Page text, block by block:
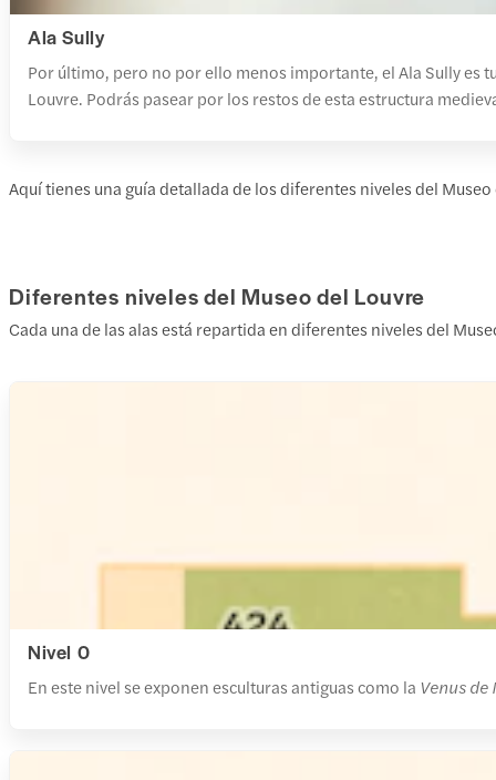
Ala Sully
Por último, pero no por ello menos importante, el Ala Sully es
Louvre. Podrás pasear por los restos de esta estructura
Aquí tienes una guía detallada de los diferentes niveles del
Diferentes niveles del Museo del Louvre
Cada una de las alas está repartida en diferentes niveles del
Nivel 0
En este nivel se exponen esculturas antiguas como la Venus de